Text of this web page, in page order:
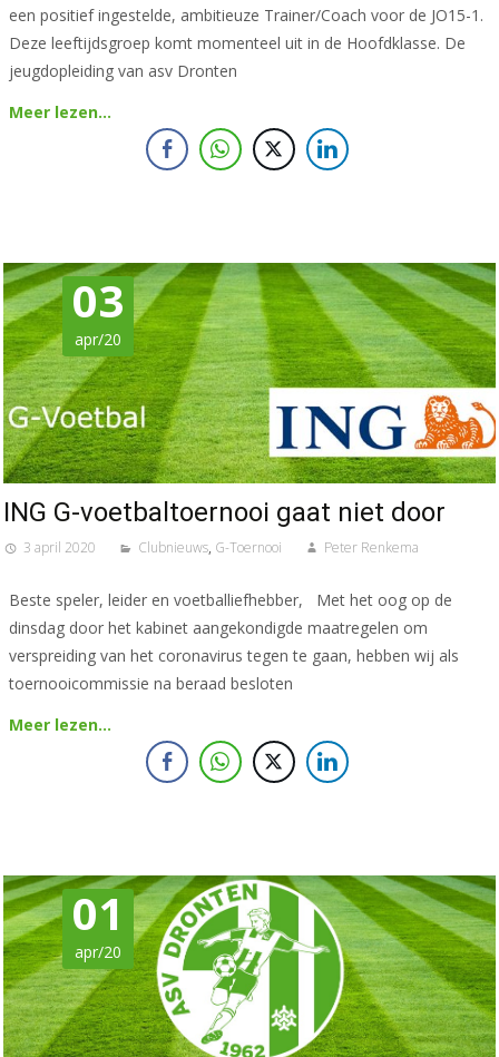
een positief ingestelde, ambitieuze Trainer/Coach voor de JO15-1.
Deze leeftijdsgroep komt momenteel uit in de Hoofdklasse. De
jeugdopleiding van asv Dronten
Meer lezen…
03
apr/20
ING G-voetbaltoernooi gaat niet door
3 april 2020 Clubnieuws, G-Toernooi Peter Renkema
Beste speler, leider en voetballiefhebber, Met het oog op de
dinsdag door het kabinet aangekondigde maatregelen om
verspreiding van het coronavirus tegen te gaan, hebben wij als
toernooicommissie na beraad besloten
Meer lezen…
01
apr/20